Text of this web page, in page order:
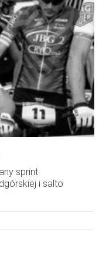
sprint
i salto